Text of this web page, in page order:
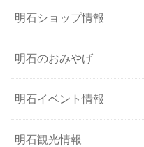
明石ショップ情報
明石のおみやげ
明石イベント情報
明石観光情報